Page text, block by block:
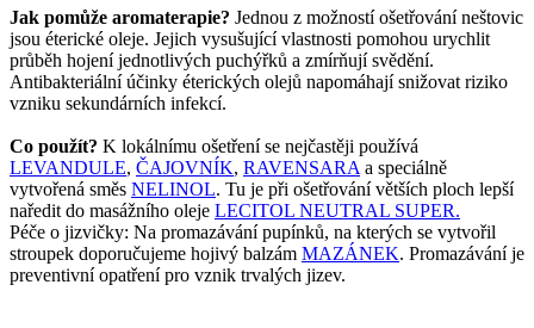
Jak pomůže aromaterapie? Jednou z možností ošetřování neštovic
jsou éterické oleje. Jejich vysušující vlastnosti pomohou urychlit
průběh hojení jednotlivých puchýřků a zmírňují svědění.
Antibakteriální účinky éterických olejů napomáhají snižovat riziko
vzniku sekundárních infekcí.
Co použít? K lokálnímu ošetření se nejčastěji používá
LEVANDULE, ČAJOVNÍK, RAVENSARA a speciálně
vytvořená směs NELINOL. Tu je při ošetřování větších ploch lepší
naředit do masážního oleje LECITOL NEUTRAL SUPER.
Péče o jizvičky: Na promazávání pupínků, na kterých se vytvořil
stroupek doporučujeme hojivý balzám MAZÁNEK. Promazávání je
preventivní opatření pro vznik trvalých jizev.